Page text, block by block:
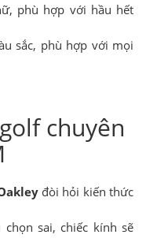
phù hợp với hầu hết
sắc, phù hợp với mọi
chuyên
đòi hỏi kiến thức
sai, chiếc kính sẽ